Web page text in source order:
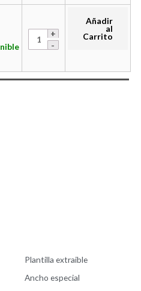
Añadir
al
Carrito
Plantilla extraible
Ancho especial